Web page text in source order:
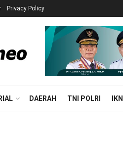
Privacy Policy
DAERAH TNI POLRI IKN